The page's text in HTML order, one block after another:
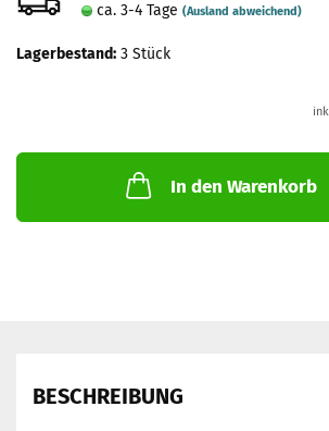
ca. 3-4 Tage (Ausland abweichend)
Lagerbestand: 3 Stück
In den Warenkorb
BESCHREIBUNG